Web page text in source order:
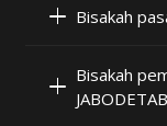
Bisakah
Bisakah